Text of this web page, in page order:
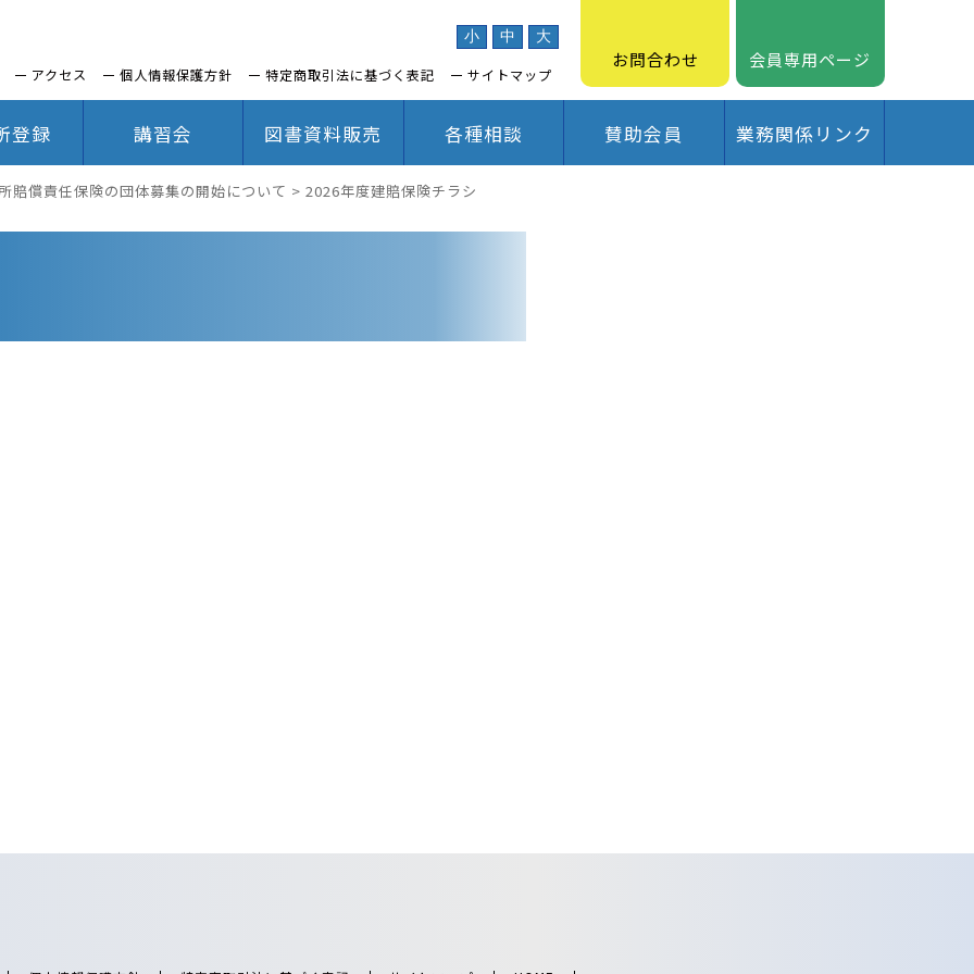
小 中 大
アクセス 個人情報保護方針 特定商取引法に基づく表記 サイトマップ
お問合わせ 会員専用ページ
登録 講習会 図書資料販売 各種相談 賛助会員 業務関係リンク
賠償責任保険の団体募集の開始について > 2026年度建賠保険チラシ